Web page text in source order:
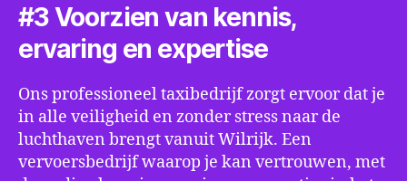
#3 Voorzien van kennis,
ervaring en expertise
Ons professioneel taxibedrijf zorgt ervoor dat je
in alle veiligheid en zonder stress naar de
luchthaven brengt vanuit Wilrijk. Een
vervoersbedrijf waarop je kan vertrouwen, met